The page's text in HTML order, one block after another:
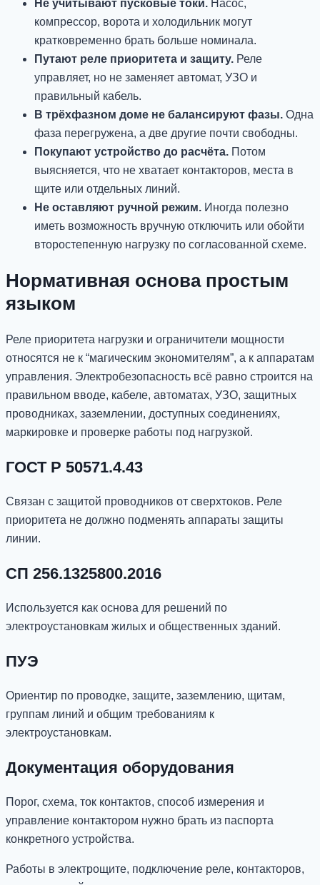
Не учитывают пусковые токи. Насос,
компрессор, ворота и холодильник могут
кратковременно брать больше номинала.
Путают реле приоритета и защиту. Реле
управляет, но не заменяет автомат, УЗО и
правильный кабель.
В трёхфазном доме не балансируют фазы. Одна
фаза перегружена, а две другие почти свободны.
Покупают устройство до расчёта. Потом
выясняется, что не хватает контакторов, места в
щите или отдельных линий.
Не оставляют ручной режим. Иногда полезно
иметь возможность вручную отключить или обойти
второстепенную нагрузку по согласованной схеме.
Нормативная основа простым
языком
Реле приоритета нагрузки и ограничители мощности
относятся не к “магическим экономителям”, а к аппаратам
управления. Электробезопасность всё равно строится на
правильном вводе, кабеле, автоматах, УЗО, защитных
проводниках, заземлении, доступных соединениях,
маркировке и проверке работы под нагрузкой.
ГОСТ Р 50571.4.43
Связан с защитой проводников от сверхтоков. Реле
приоритета не должно подменять аппараты защиты
линии.
СП 256.1325800.2016
Используется как основа для решений по
электроустановкам жилых и общественных зданий.
ПУЭ
Ориентир по проводке, защите, заземлению, щитам,
группам линий и общим требованиям к
электроустановкам.
Документация оборудования
Порог, схема, ток контактов, способ измерения и
управление контактором нужно брать из паспорта
конкретного устройства.
Работы в электрощите, подключение реле, контакторов,